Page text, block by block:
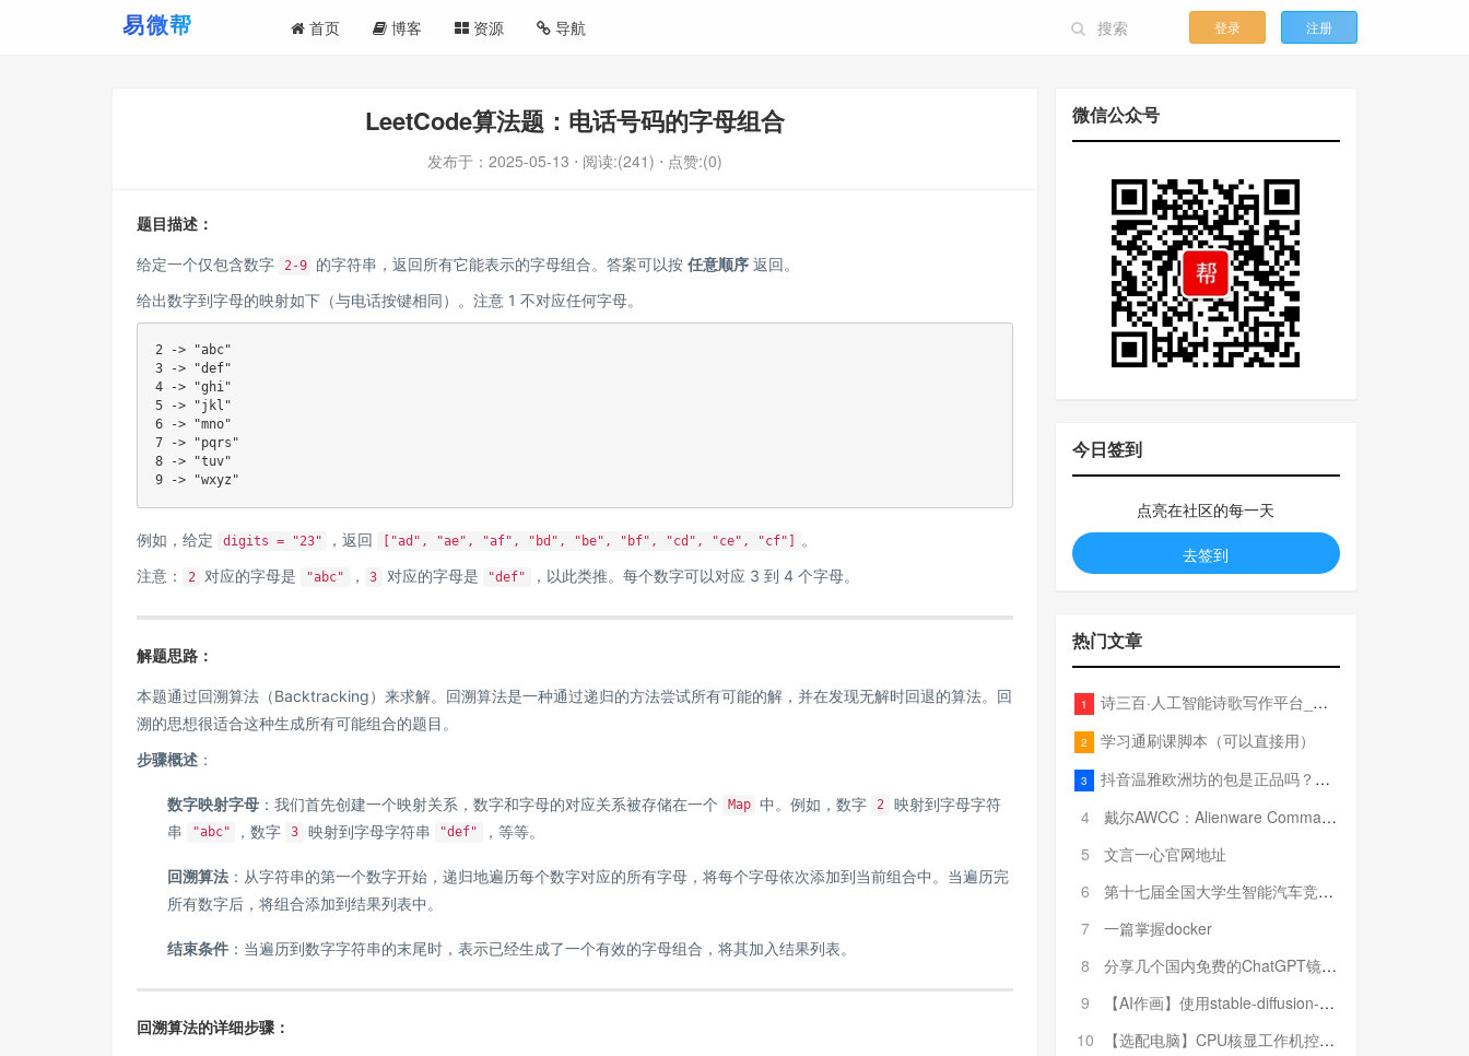
首页 博客 资源 导航 登录 注册
LeetCode算法题：电话号码的字母组合
发布于： 2025-05-13 ⋅ 阅读:(241) ⋅ 点赞:(0)
题目描述：
给定一个仅包含数字 2-9 的字符串，返回所有它能表示的字母组合。答案可以按任意顺序 返回。
给出数字到字母的映射如下（与电话按键相同）。注意 1 不对应任何字母。
2 -> "abc"
3 -> "def"
4 -> "ghi"
5 -> "jkl"
6 -> "mno"
7 -> "pqrs"
8 -> "tuv"
例如，给定 digits = "23" ，返回 ["ad", "ae", "af", "bd", "be", "bf", "cd", "ce", "cf"]
。
注意：
2 对应的字母是 "abc" ， 3 对应的字母是 "def" ，以此类推。每个数字可以对应 3 到 4 个字母。
解题思路：
本题通过回溯算法（Backtracking）来求解。回溯算法是一种通过递归的方法尝试所有可能的解，并在发现无解时回退的算法。回
溯的思想很适合这种生成所有可能组合的题目。
步骤概述 ：
数字映射字母 ：我们首先创建一个映射关系，数字和字母的对应关系被存储在一个 Map 中。例如，数字 2
映射到字母字符
串
"abc" ，数字 3 映射到字母字符串 "def" ，等等。
回溯算法 ：从字符串的第一个数字开始，递归地遍历每个数字对应的所有字母，将每个字母依次添加到当前组合中。当遍历完
所有数字后，将组合添加到结果列表中。
结束条件 ：当遍历到数字字符串的末尾时，表示已经生成了一个有效的字母组合，将其加入结果列表。
回溯算法的详细步骤：
微信公众号
今日签到
点亮在社区的每一天
去签到
热门文章
1 诗三百·人工智能诗歌写作平台_在线作诗机_藏头诗生成器_电脑对联_姓名作诗
2 学习通刷课脚本（可以直接用）
3
抖音温雅欧洲坊的包是正品吗？温雅卖的包为啥那么便宜？
4
戴尔AWCC：Alienware Command Center 故障排除方法，里面附有超全详解呦，快来快来，欢迎观看~
5
文言一心官网地址
6
第十七届全国大学生智能汽车竞赛全国总决赛参赛队伍奖项公告
7
一篇掌握docker
8
分享几个国内免费的ChatGPT镜像网址(亲测有效-4月25日更新)
9
【AI作画】使用stable-diffusion-webui搭建AI作画平台
10
【选配电脑】CPU核显工作机控制预算5000